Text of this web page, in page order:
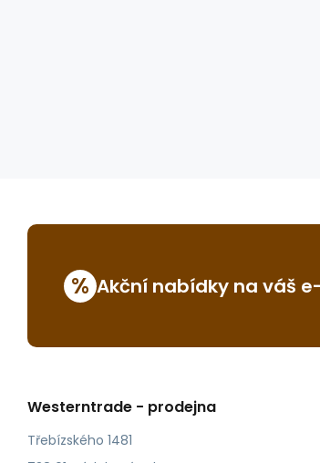
% Akční nabídky na váš
Westerntrade - prodejna
Třebízského 1481